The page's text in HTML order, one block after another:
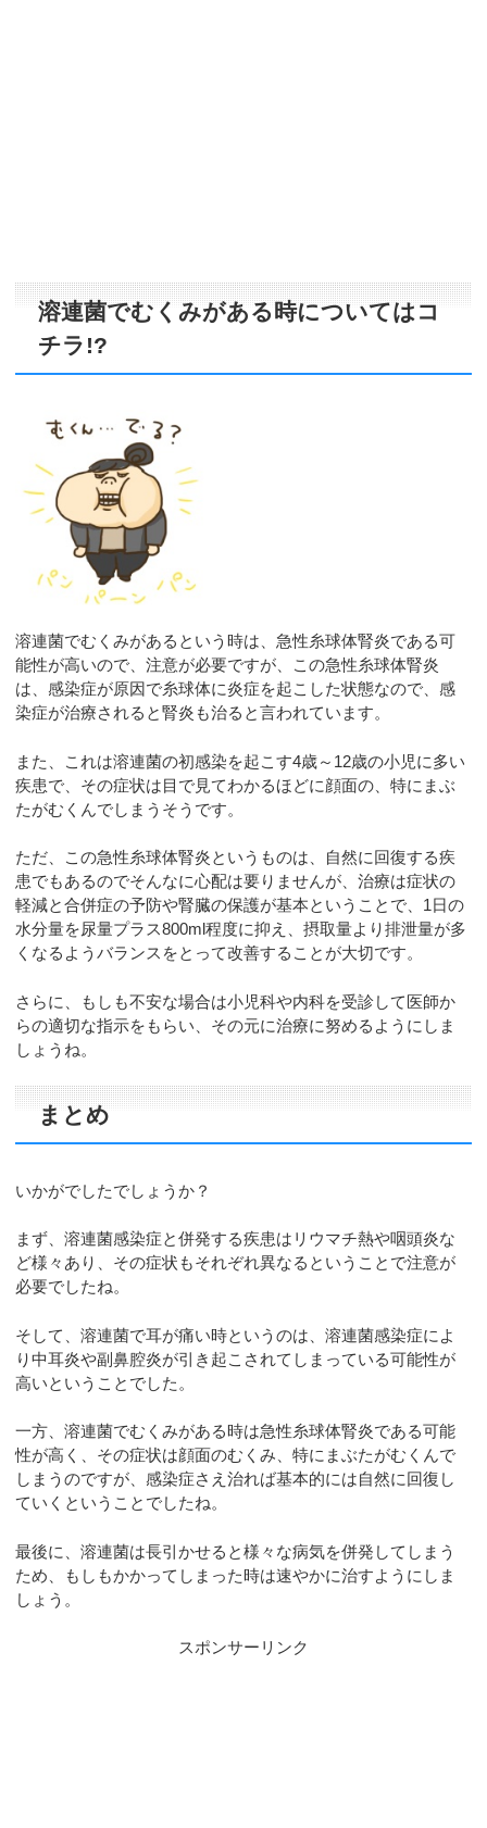
溶連菌でむくみがある時についてはコ
チラ!?
溶連菌でむくみがあるという時は、急性糸球体腎炎である可
能性が高いので、注意が必要ですが、この急性糸球体腎炎
は、感染症が原因で糸球体に炎症を起こした状態なので、感
染症が治療されると腎炎も治ると言われています。
また、これは溶連菌の初感染を起こす4歳～12歳の小児に多い
疾患で、その症状は目で見てわかるほどに顔面の、特にまぶ
たがむくんでしまうそうです。
ただ、この急性糸球体腎炎というものは、自然に回復する疾
患でもあるのでそんなに心配は要りませんが、治療は症状の
軽減と合併症の予防や腎臓の保護が基本ということで、1日の
水分量を尿量プラス800ml程度に抑え、摂取量より排泄量が多
くなるようバランスをとって改善することが大切です。
さらに、もしも不安な場合は小児科や内科を受診して医師か
らの適切な指示をもらい、その元に治療に努めるようにしま
しょうね。
まとめ
いかがでしたでしょうか？
まず、溶連菌感染症と併発する疾患はリウマチ熱や咽頭炎な
ど様々あり、その症状もそれぞれ異なるということで注意が
必要でしたね。
そして、溶連菌で耳が痛い時というのは、溶連菌感染症によ
り中耳炎や副鼻腔炎が引き起こされてしまっている可能性が
高いということでした。
一方、溶連菌でむくみがある時は急性糸球体腎炎である可能
性が高く、その症状は顔面のむくみ、特にまぶたがむくんで
しまうのですが、感染症さえ治れば基本的には自然に回復し
ていくということでしたね。
最後に、溶連菌は長引かせると様々な病気を併発してしまう
ため、もしもかかってしまった時は速やかに治すようにしま
しょう。
スポンサーリンク